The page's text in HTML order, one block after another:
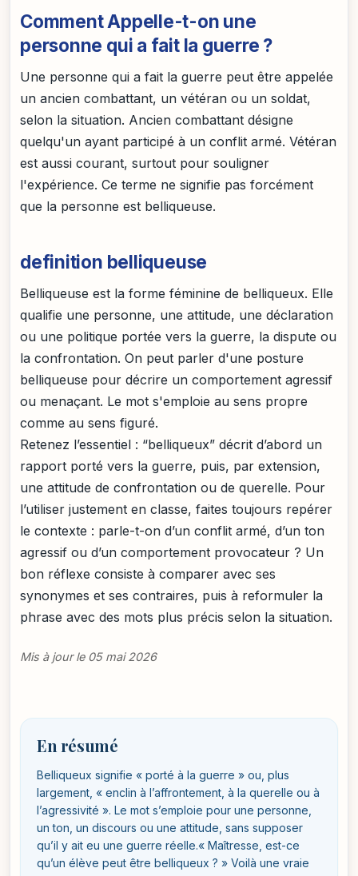
Comment Appelle-t-on une
personne qui a fait la guerre ?
Une personne qui a fait la guerre peut être appelée
un ancien combattant, un vétéran ou un soldat,
selon la situation. Ancien combattant désigne
quelqu'un ayant participé à un conflit armé. Vétéran
est aussi courant, surtout pour souligner
l'expérience. Ce terme ne signifie pas forcément
que la personne est belliqueuse.
definition belliqueuse
Belliqueuse est la forme féminine de belliqueux. Elle
qualifie une personne, une attitude, une déclaration
ou une politique portée vers la guerre, la dispute ou
la confrontation. On peut parler d'une posture
belliqueuse pour décrire un comportement agressif
ou menaçant. Le mot s'emploie au sens propre
comme au sens figuré.
Retenez l’essentiel : “belliqueux” décrit d’abord un
rapport porté vers la guerre, puis, par extension,
une attitude de confrontation ou de querelle. Pour
l’utiliser justement en classe, faites toujours repérer
le contexte : parle-t-on d’un conflit armé, d’un ton
agressif ou d’un comportement provocateur ? Un
bon réflexe consiste à comparer avec ses
synonymes et ses contraires, puis à reformuler la
phrase avec des mots plus précis selon la situation.
Mis à jour le 05 mai 2026
En résumé
Belliqueux signifie « porté à la guerre » ou, plus
largement, « enclin à l’affrontement, à la querelle ou à
l’agressivité ». Le mot s’emploie pour une personne,
un ton, un discours ou une attitude, sans supposer
qu’il y ait eu une guerre réelle.« Maîtresse, est-ce
qu’un élève peut être belliqueux ? » Voilà une vraie